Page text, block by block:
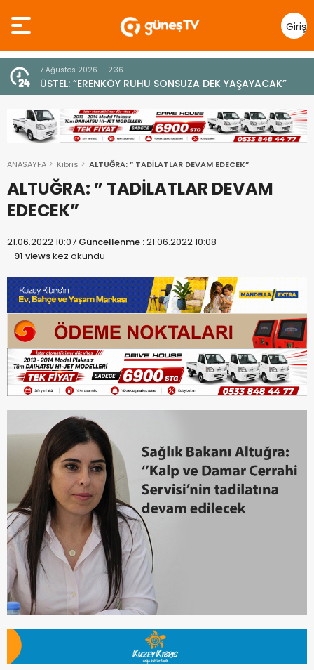
Giriş
Yap
7 Ağustos 2026 - 12:36
ÜSTEL: “ERENKÖY RUHU SONSUZA DEK YAŞAYACAK”
ANASAYFA Kıbrıs ALTUĞRA: ” TADİLATLAR DEVAM EDECEK”
ALTUĞRA: ” TADİLATLAR DEVAM
EDECEK”
21.06.2022 10:07 Güncellenme :21.06.2022 10:08
- 91 viewskez okundu